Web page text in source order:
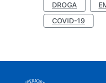
DROGA
COVID-19